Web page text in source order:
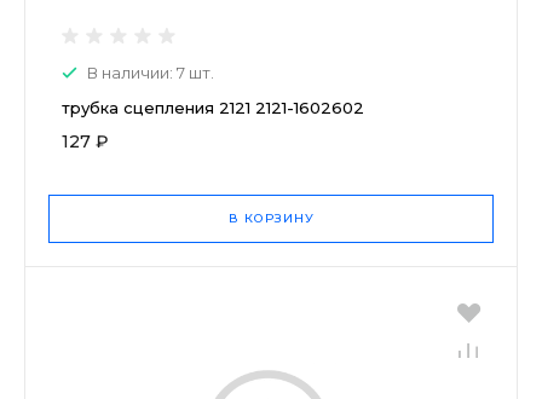
В наличии: 7 шт.
трубка сцепления 2121 2121-1602602
127 ₽
В КОРЗИНУ